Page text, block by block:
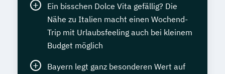
Ein bisschen Dolce Vita gefällig? Die
Nähe zu Italien macht einen Wochend-
Trip mit Urlaubsfeeling auch bei kleinem
Budget möglich
Bayern legt ganz besonderen Wert auf